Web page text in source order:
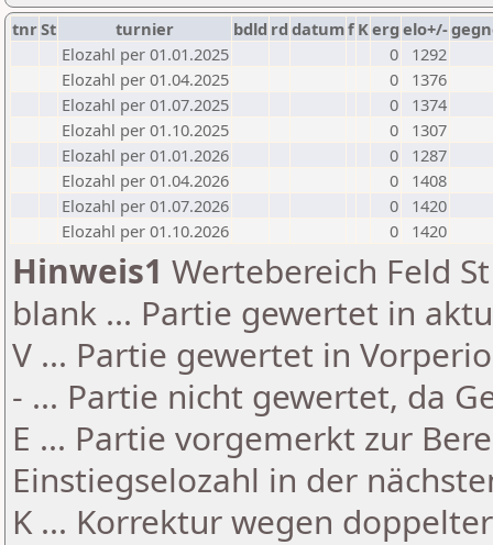
tnrSt turnier bdld rd datumf Kerg elo+/-
Elozahl per 01.01.2025
0
1292
Elozahl per 01.04.2025
0
1376
Elozahl per 01.07.2025
0
1374
Elozahl per 01.10.2025
0
1307
Elozahl per 01.01.2026
0
1287
Elozahl per 01.04.2026
0
1408
Elozahl per 01.07.2026
0
1420
Elozahl per 01.10.2026
0 1420
Hinweis1 Wertebereich Feld
blank ... Partie gewertet in
V ... Partie gewertet in
- ... Partie nicht gewertet, da
E ... Partie vorgemerkt zur
Einstiegselozahl in der
K ... Korrektur wegen